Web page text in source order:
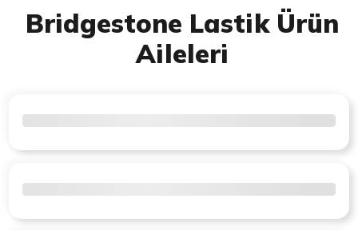
Bridgestone Lastik Ürün
Aileleri